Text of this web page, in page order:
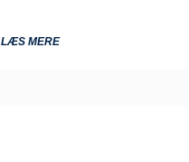
LÆS MERE